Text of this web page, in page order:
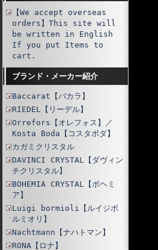
【We accept overseas
orders】This site will
be written in English
If you put Items to
cart.
ブランド・メーカー紹介
Baccarat【バカラ】
RIEDEL【リーデル】
Orrefors【オレフォス】／
Kosta Boda【コスタボダ】
カガミクリスタル
DAVINCI CRYSTAL【ダヴィン
チクリスタル】
BOHEMIA CRYSTAL【ボヘミ
ア】
Luigi bormioli【ルイジボ
ルミオリ】
Nachtmann【ナハトマン】
RONA【ロナ】